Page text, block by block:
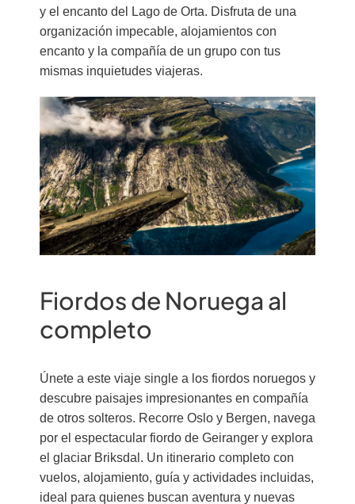
y el encanto del Lago de Orta. Disfruta de una
organización impecable, alojamientos con
encanto y la compañía de un grupo con tus
mismas inquietudes viajeras.
Fiordos de Noruega al
completo
Únete a este viaje single a los fiordos noruegos y
descubre paisajes impresionantes en compañía
de otros solteros. Recorre Oslo y Bergen, navega
por el espectacular fiordo de Geiranger y explora
el glaciar Briksdal. Un itinerario completo con
vuelos, alojamiento, guía y actividades incluidas,
ideal para quienes buscan aventura y nuevas